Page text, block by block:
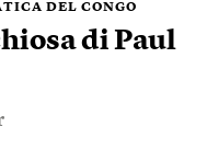
DEL CONGO
di Paul